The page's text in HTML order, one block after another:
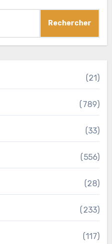
Rechercher
(21)
(789)
(33)
(556)
(28)
(233)
(117)